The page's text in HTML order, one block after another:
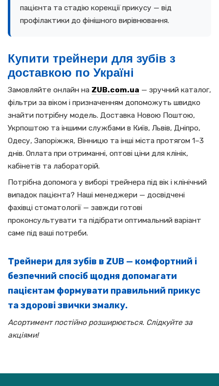
пацієнта та стадію корекції прикусу — від
профілактики до фінішного вирівнювання.
Купити трейнери для зубів з
доставкою по Україні
Замовляйте онлайн на ZUB.com.ua — зручний каталог,
фільтри за віком і призначенням допоможуть швидко
знайти потрібну модель. Доставка Новою Поштою,
Укрпоштою та іншими службами в Київ, Львів, Дніпро,
Одесу, Запоріжжя, Вінницю та інші міста протягом 1–3
днів. Оплата при отриманні, оптові ціни для клінік,
кабінетів та лабораторій.
Потрібна допомога у виборі трейнера під вік і клінічний
випадок пацієнта? Наші менеджери — досвідчені
фахівці стоматології — завжди готові
проконсультувати та підібрати оптимальний варіант
саме під ваші потреби.
Трейнери для зубів в ZUB — комфортний і
безпечний спосіб щодня допомагати
пацієнтам формувати правильний прикус
та здорові звички змалку.
Асортимент постійно розширюється. Слідкуйте за
акціями!